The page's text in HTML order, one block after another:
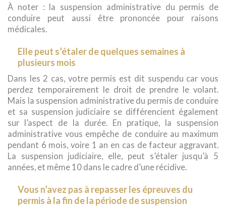
À noter : la suspension administrative du permis de
conduire peut aussi être prononcée pour raisons
médicales.
Elle peut s’étaler de quelques semaines à
plusieurs mois
Dans les 2 cas, votre permis est dit suspendu car vous
perdez temporairement le droit de prendre le volant.
Mais la suspension administrative du permis de conduire
et sa suspension judiciaire se différencient également
sur l’aspect de la durée. En pratique, la suspension
administrative vous empêche de conduire au maximum
pendant 6 mois, voire 1 an en cas de facteur aggravant.
La suspension judiciaire, elle, peut s’étaler jusqu’à 5
années, et même 10 dans le cadre d’une récidive.
Vous n’avez pas à repasser les épreuves du
permis à la fin de la période de suspension